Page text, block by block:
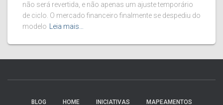
não será revertida, e não apenas um ajuste temporário
de ciclo. O mercado financeiro finalmente se despediu do
modelo Leia mais…
BLOG HOME INICIATIVAS MAPEAMENTOS